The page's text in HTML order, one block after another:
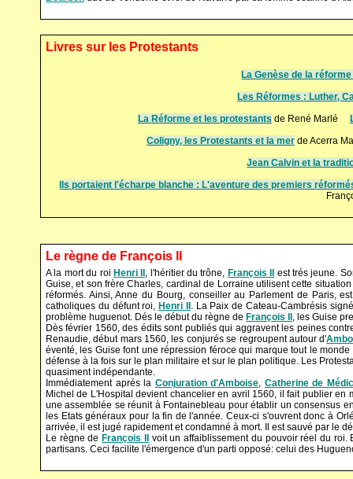
Livres sur les Protestants
La Genèse de la
Les Réformes : Luther,
La Réforme et les protestants de René Marlé
Coligny, les Protestants et la mer de Acerra
Jean Calvin et la
Ils portaient l'écharpe blanche : L'aventure des premiers
Le règne de François II
A la mort du roi Henri II , l'héritier du trône, François II
est trés jeune.
Guise, et son frère Charles, cardinal de Lorraine utilisent cette
réformés. Ainsi, Anne du Bourg, conseiller au Parlement de Paris,
catholiques du défunt roi, Henri II . La Paix de Cateau-Cambrésis
problème huguenot. Dés le début du règne de François II , les Guise
Dès février 1560, des édits sont publiés qui aggravent les peines
Renaudie, début mars 1560, les conjurés se regroupent autour d'
éventé, les Guise font une répression féroce qui marque tout le
défense à la fois sur le plan militaire et sur le plan politique. Les
quasiment indépendante.
Immédiatement aprés la Conjuration d'Amboise, Catherine de
Michel de L'Hospital devient chancelier en avril 1560, il fait publier
une assemblée se réunit à Fontainebleau pour établir un consensus
les Etats généraux pour la fin de l'année. Ceux-ci s'ouvrent donc à
arrivée, il est jugé rapidement et condamné à mort. Il est sauvé par le
Le règne de François II
voit un affaiblissement du pouvoir réel du
partisans. Ceci facilite l'émergence d'un parti opposé: celui des